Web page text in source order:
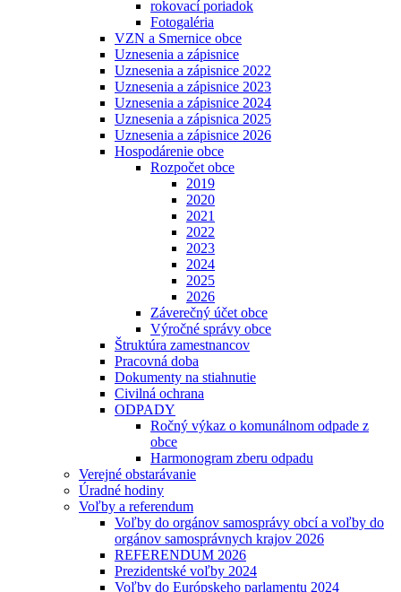
rokovací poriadok
Fotogaléria
VZN a Smernice obce
Uznesenia a zápisnice
Uznesenia a zápisnice 2022
Uznesenia a zápisnice 2023
Uznesenia a zápisnice 2024
Uznesenia a zápisnica 2025
Uznesenia a zápisnice 2026
Hospodárenie obce
Rozpočet obce
2019
2020
2021
2022
2023
2024
2025
2026
Záverečný účet obce
Výročné správy obce
Štruktúra zamestnancov
Pracovná doba
Dokumenty na stiahnutie
Civilná ochrana
ODPADY
Ročný výkaz o komunálnom odpade z
obce
Harmonogram zberu odpadu
Verejné obstarávanie
Úradné hodiny
Voľby a referendum
Voľby do orgánov samosprávy obcí a voľby do
orgánov samosprávnych krajov 2026
REFERENDUM 2026
Prezidentské voľby 2024
Voľby do Európskeho parlamentu 2024